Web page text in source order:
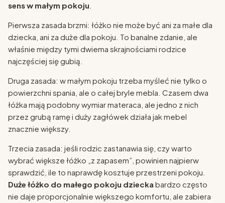
sens w małym pokoju
Pierwsza zasada brzmi: łóżko nie może być ani za małe dla
dziecka, ani za duże dla pokoju. To banalne zdanie, ale
właśnie między tymi dwiema skrajnościami rodzice
najczęściej się gubią.
Druga zasada: w małym pokoju trzeba myśleć nie tylko o
powierzchni spania, ale o całej bryle mebla. Czasem dwa
łóżka mają podobny wymiar materaca, ale jedno z nich
przez grubą ramę i duży zagłówek działa jak mebel
znacznie większy.
Trzecia zasada: jeśli rodzic zastanawia się, czy warto
wybrać większe łóżko „z zapasem”, powinien najpierw
sprawdzić, ile to naprawdę kosztuje przestrzeni pokoju.
Duże łóżko do małego pokoju dziecka bardzo często
nie daje proporcjonalnie większego komfortu, ale zabiera